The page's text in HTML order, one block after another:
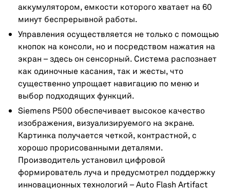
аккумулятором, емкости которого хватает на 60
минут беспрерывной работы.
Управления осуществляется не только с помощью
кнопок на консоли, но и посредством нажатия на
экран – здесь он сенсорный. Система распознает
как одиночные касания, так и жесты, что
существенно упрощает навигацию по меню и
выбор подходящих функций.
Siemens P500 обеспечивает высокое качество
изображения, визуализируемого на экране.
Картинка получается четкой, контрастной, с
хорошо прорисованными деталями.
Производитель установил цифровой
формирователь луча и предусмотрел поддержку
инновационных технологий – Auto Flash Artifact